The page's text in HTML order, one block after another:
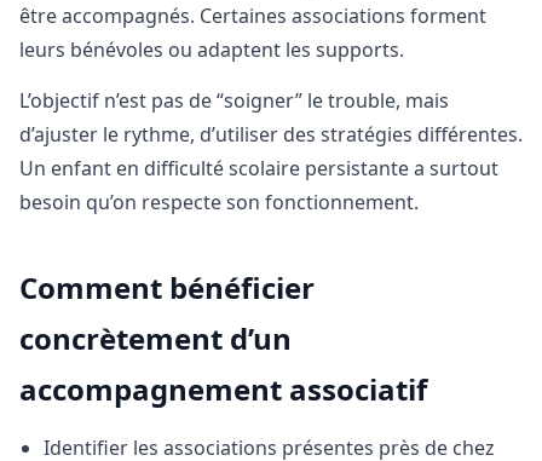
être accompagnés. Certaines associations forment
leurs bénévoles ou adaptent les supports.
L’objectif n’est pas de “soigner” le trouble, mais
d’ajuster le rythme, d’utiliser des stratégies différentes.
Un enfant en difficulté scolaire persistante a surtout
besoin qu’on respecte son fonctionnement.
Comment bénéficier
concrètement d’un
accompagnement associatif
Identifier les associations présentes près de chez